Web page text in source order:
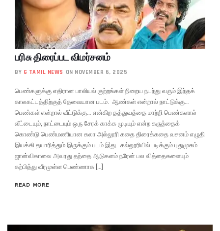
பரிசு திரைப்பட விமர்சனம்
BY G TAMIL NEWS ON NOVEMBER 6, 2025
பெண்களுக்கு எதிரான பாலியல் குற்றங்கள் நிறைய நடந்து வரும் இந்தக்
காலகட்டத்திற்குத் தேவையான படம். ஆண்கள் என்றால் நாட்டுக்கு…
பெண்கள் என்றால் வீட்டுக்கு… என்கிற தத்துவத்தை மாற்றி பெண்களால்
வீட்டையும், நாட்டையும் ஒரு சேரக் காக்க முடியும் என்ற கருத்தைக்
கொண்டு பெண்மணியான கலா அல்லூரி கதை திரைக்கதை வசனம் எழுதி
இயக்கி தயாரித்தும் இருக்கும் படம் இது. கல்லூரியில் படிக்கும் புதுமுகம்
ஜான்விகாவை அவரது தந்தை ஆடுகளம் நரேன் பல வித்தைகளையும்
கற்பித்து வீரமுள்ள பெண்ணாக […]
READ MORE